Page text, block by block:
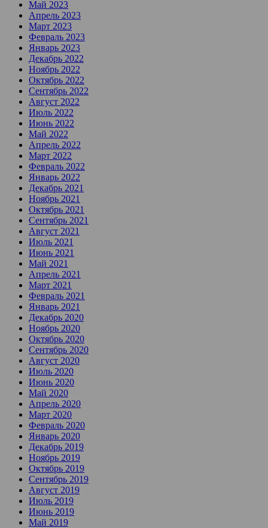
Май 2023
Апрель 2023
Март 2023
Февраль 2023
Январь 2023
Декабрь 2022
Ноябрь 2022
Октябрь 2022
Сентябрь 2022
Август 2022
Июль 2022
Июнь 2022
Май 2022
Апрель 2022
Март 2022
Февраль 2022
Январь 2022
Декабрь 2021
Ноябрь 2021
Октябрь 2021
Сентябрь 2021
Август 2021
Июль 2021
Июнь 2021
Май 2021
Апрель 2021
Март 2021
Февраль 2021
Январь 2021
Декабрь 2020
Ноябрь 2020
Октябрь 2020
Сентябрь 2020
Август 2020
Июль 2020
Июнь 2020
Май 2020
Апрель 2020
Март 2020
Февраль 2020
Январь 2020
Декабрь 2019
Ноябрь 2019
Октябрь 2019
Сентябрь 2019
Август 2019
Июль 2019
Июнь 2019
Май 2019